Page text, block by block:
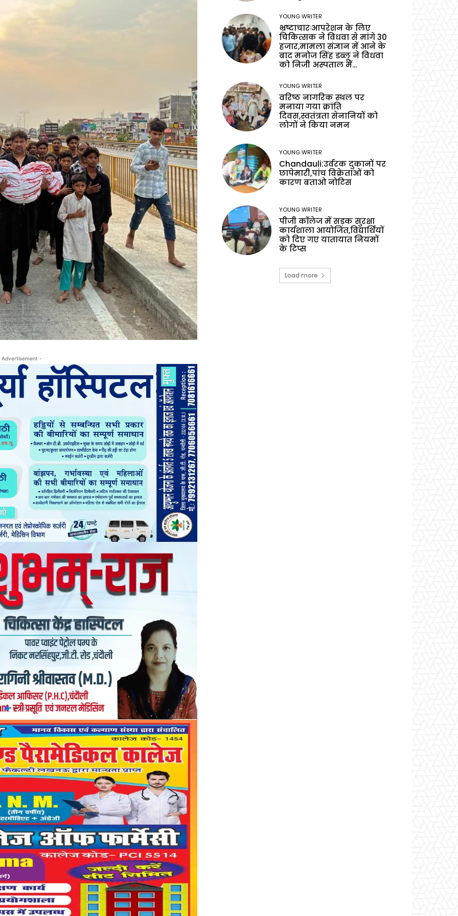
-
YOUNG WRITER
भ्रष्टाचारःआपरेशन के लिए
चिकित्सक ने विधवा से मांगे 30
हजार,मामला संज्ञान में आने के
बाद मनोज सिंह डब्लू ने विधवा
को निजी अस्पताल में...
YOUNG WRITER
वरिष्ठ नागरिक स्थल पर
मनाया गया क्रांति
दिवस,स्वतंत्रता सेनानियों को
लोगों ने किया नमन
YOUNG WRITER
Chandauli:उर्वरक दुकानों पर
छापेमारी,पांच विक्रेताओं को
कारण बताओ नोटिस
YOUNG WRITER
पीजी कॉलेज में सड़क सुरक्षा
कार्यशाला आयोजित,विद्यार्थियों
को दिए गए यातायात नियमों
के टिप्स
Load more